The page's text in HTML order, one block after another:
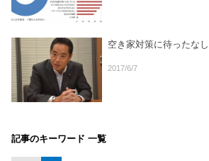
空き家対策に待ったなし
2017/6/7
記事のキーワード 一覧